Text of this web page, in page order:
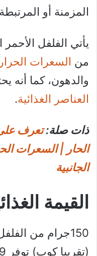
المزمنة أو
يأتي الفلفل
من السعرات
والدهون، كما أنه
العناصر الغذائية.
ذات صلة:تعرف على
الحار | السعرات
الجانبية
القيمة
150جرام من